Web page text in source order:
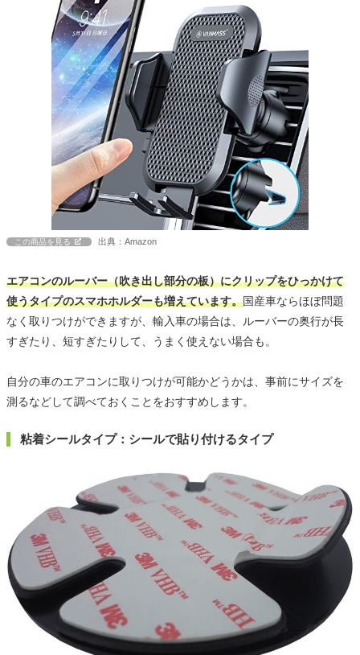
この商品を見る 出典：Amazon
エアコンのルーバー（吹き出し部分の板）にクリップをひっかけて
使うタイプのスマホホルダーも増えています。国産車ならほぼ問題
なく取りつけができますが、輸入車の場合は、ルーバーの奥行が長
すぎたり、短すぎたりして、うまく使えない場合も。
自分の車のエアコンに取りつけが可能かどうかは、事前にサイズを
測るなどして調べておくことをおすすめします。
粘着シールタイプ：シールで貼り付けるタイプ